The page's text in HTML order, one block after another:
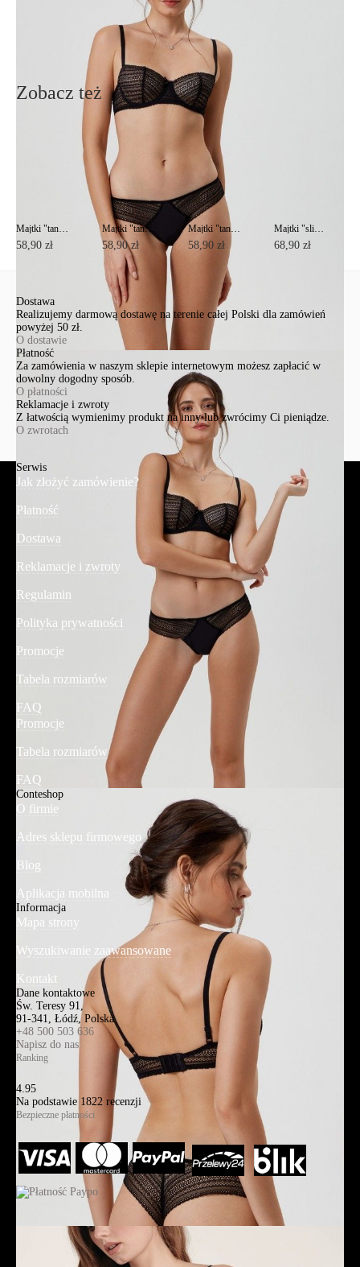
Zobacz też
Majtki "tanga" ze średnim stanem Vintage RP6072
58,90 zł
Majtki "tanga" ze średnim stanem Vintage RP6072
58,90 zł
Majtki "tanga" ze średnim stanem Vintage RP6072
58,90 zł
Majtki "slipy" ze średnim stanem Vintage RP3074
68,90 zł
Dostawa
Realizujemy darmową dostawę na terenie całej Polski dla zamówień
powyżej 50 zł.
O dostawie
Płatność
Za zamówienia w naszym sklepie internetowym możesz zapłacić w
dowolny dogodny sposób.
O płatności
Reklamacje i zwroty
Z łatwością wymienimy produkt na inny lub zwrócimy Ci pieniądze.
O zwrotach
Serwis
Jak złożyć zamówienie?
Płatność
Dostawa
Reklamacje i zwroty
Regulamin
Polityka prywatności
Promocje
Tabela rozmiarów
FAQ
Promocje
Tabela rozmiarów
FAQ
Conteshop
O firmie
Adres sklepu firmowego
Blog
Aplikacja mobilna
Informacja
Mapa strony
Wyszukiwanie zaawansowane
Kontakt
Dane kontaktowe
Św. Teresy 91,
91-341, Łódź, Polska
+48 500 503 636
Napisz do nas
Ranking
4.95
Na podstawie 1822 recenzji
Bezpieczne płatności